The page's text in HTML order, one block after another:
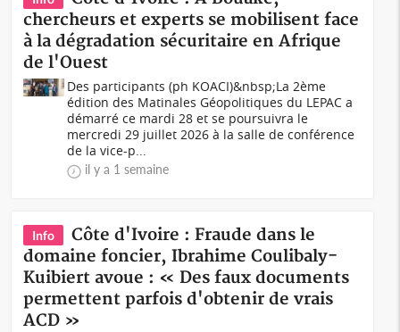
chercheurs et experts se mobilisent face
à la dégradation sécuritaire en Afrique
de l'Ouest
Des participants (ph KOACI)&nbsp;La 2ème
édition des Matinales Géopolitiques du LEPAC a
démarré ce mardi 28 et se poursuivra le
mercredi 29 juillet 2026 à la salle de conférence
de la vice-p...
il y a 1 semaine
Info
Côte d'Ivoire : Fraude dans le
domaine foncier, Ibrahime Coulibaly-
Kuibiert avoue : « Des faux documents
permettent parfois d'obtenir de vrais
ACD »